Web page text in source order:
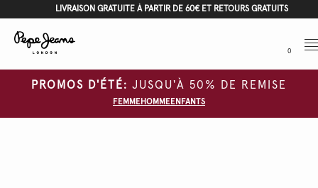
LIVRAISON GRATUITE À PARTIR DE 60€ ET RETOURS GRATUITS
0
PROMOS D'ÉTÉ: JUSQU'À 50% DE REMISE
FEMMEHOMMEENFANTS